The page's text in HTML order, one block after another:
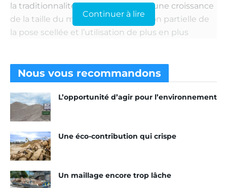
la traditionnalité va être la source d’une croissance
de la taille du marché. La suppression partielle de
la pose scellée et l’utilisation de plus en plus
fluides. Le passage en traditionnalité des chapes a
plus de conséquences sur les produits, leur mise
en œuvre et le cadre assurantiel. Moins sur le
volume du marché.
Est-ce que cette nouvelle facilité
d’approche du marché va permettre à de
sur ce marché ?
Continuer à lire
Nous vous recommandons
L’opportunité d’agir pour l’environnement
Une éco-contribution qui crispe
Un maillage encore trop lâche